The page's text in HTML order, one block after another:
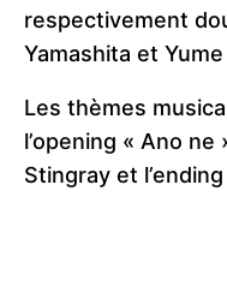
respectivement
Yamashita et
Les thèmes
l’opening « Ano
Stingray et